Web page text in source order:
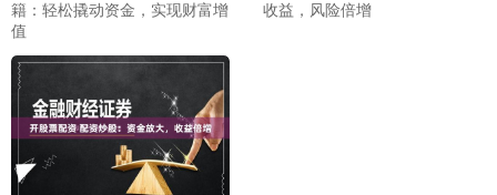
籍：轻松撬动资金，实现财富增
值
收益，风险倍增